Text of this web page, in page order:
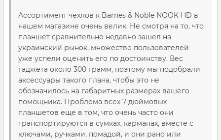
Ассортимент чехлов к Barnes & Noble NOOK HD в
нашем магазине очень велик. Не смотря на то, что
планшет сравнительно недавно зашел на
украинский рынок, множество пользователей
уже успели оценить его по достоинству. Вес
гаджета около 300 грамм, поэтому мы подобрали
аксессуары такого плана, чтобы это не
обозначилось на габаритных размерах вашего
помощника. Проблема всех 7-дюймовых
планшетов еще в том, что очень часто они
транспортируются в сумках, карманах, вместе с
ключами, ручками, помадой, и они рано или